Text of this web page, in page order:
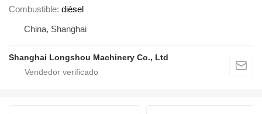
Combustible diésel
China, Shanghai
Shanghai Longshou Machinery Co., Ltd